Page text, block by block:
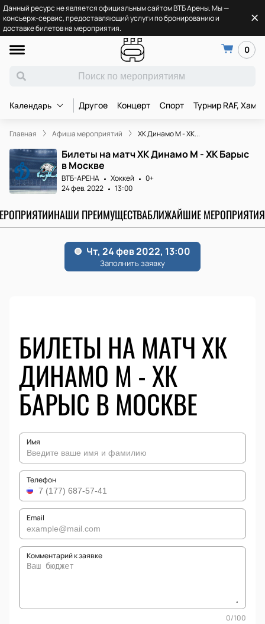
Данный ресурс не является официальным сайтом ВТБ Арены. Мы —
консьерж-сервис, предоставляющий услуги по бронированию и
доставке билетов на мероприятия.
0
Календарь Другое Концерт Спорт Турнир RAF,
Главная Афиша мероприятий ХК Динамо М - ХК...
Билеты на матч ХК Динамо М - ХК Барыс
в Москве
ВТБ-АРЕНА Хоккей
0+
24 фев. 2022
13:00
НАШИ ПРЕИМУЩЕСТВАБЛИЖАЙШИЕ МЕРОПРИЯТИЯ
БИЛЕТЫ НА МАТЧ ХК
ДИНАМО М - ХК
БАРЫС В МОСКВЕ
Имя
Телефон
Email
Комментарий к заявке
0/100